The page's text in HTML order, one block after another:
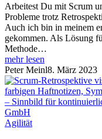
Arbeitest Du mit Scrum
Probleme trotz
Auch ich bin in meinem
gekommen. Als Lösung
Methode…
mehr lesen
Peter Meinl8. März 2023
Agilität